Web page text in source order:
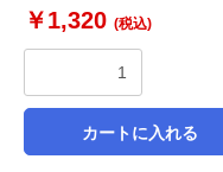
￥1,320 (税込)
カートに入れる